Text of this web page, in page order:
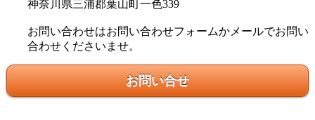
神奈川県三浦郡葉山町一色339
お問い合わせはお問い合わせフォームかメールでお問い
合わせくださいませ。
お問い合せ